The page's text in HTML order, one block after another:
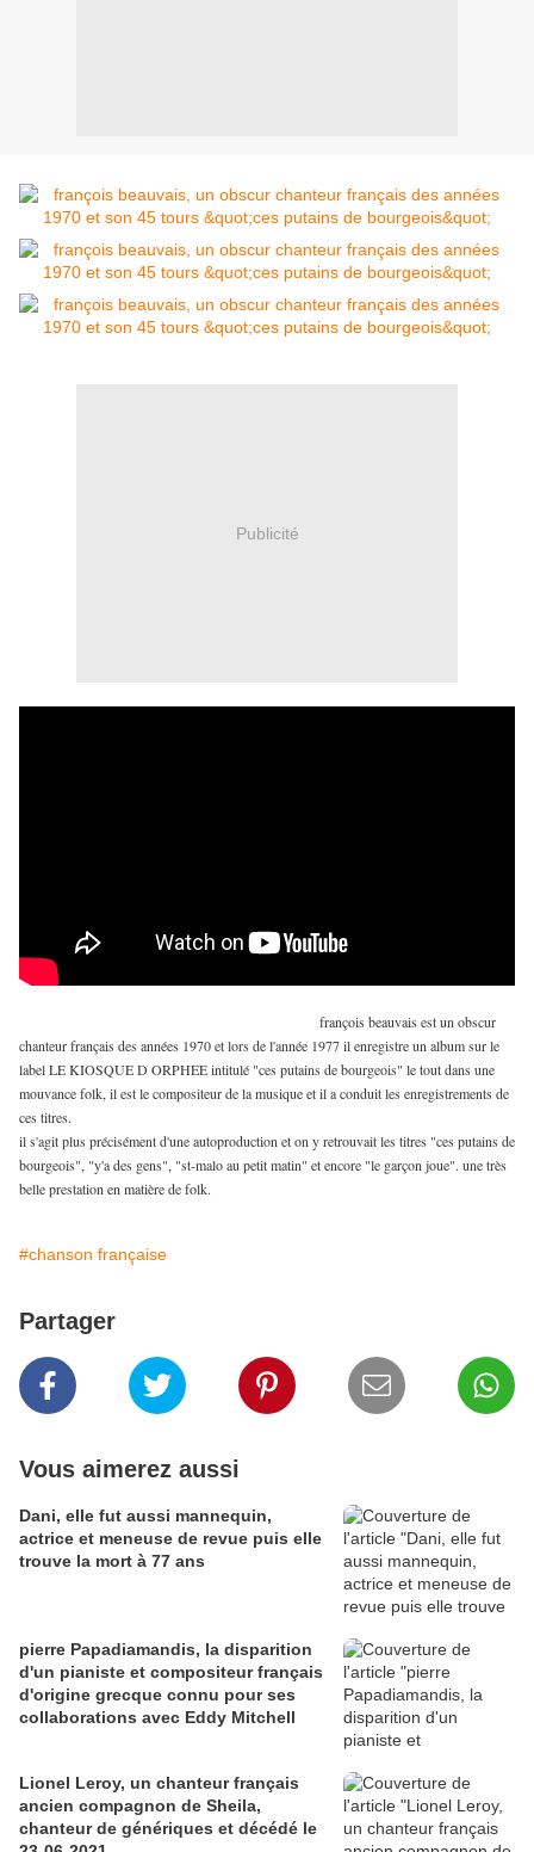
Publicité
françois beauvais est un obscur
chanteur français des années 1970 et lors de l'année 1977 il enregistre un album sur le
label LE KIOSQUE D ORPHEE intitulé "ces putains de bourgeois" le tout dans une
mouvance folk, il est le compositeur de la musique et il a conduit les enregistrements de
ces titres.
il s'agit plus précisément d'une autoproduction et on y retrouvait les titres "ces putains de
bourgeois", "y'a des gens", "st-malo au petit matin" et encore "le garçon joue". une très
belle prestation en matière de folk.
#chanson française
Partager
Vous aimerez aussi
Dani, elle fut aussi mannequin,
actrice et meneuse de revue puis elle
trouve la mort à 77 ans
pierre Papadiamandis, la disparition
d'un pianiste et compositeur français
d'origine grecque connu pour ses
collaborations avec Eddy Mitchell
Lionel Leroy, un chanteur français
ancien compagnon de Sheila,
chanteur de génériques et décédé le